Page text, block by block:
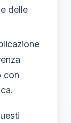
delle
con